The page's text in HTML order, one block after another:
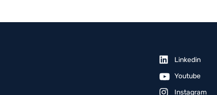
Linkedin
Youtube
Instagram